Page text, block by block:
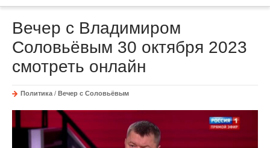
Вечер с Владимиром
Соловьёвым 30 октября 2023
смотреть онлайн
Политика / Вечер с Соловьёвым